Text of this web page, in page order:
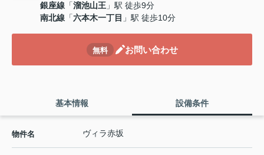
銀座線 「溜池山王 」駅 徒歩9分
南北線 「六本木一丁目 」駅 徒歩10分
無料 お問い合わせ
基本情報 設備条件
物件名 ヴィラ赤坂